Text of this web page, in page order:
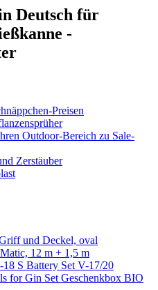
Deutsch für
-
Preisen
Outdoor-Bereich zu Sale-
Zerstäuber
und Deckel, oval
12 m + 1,5 m
S Battery Set V-17/20
for Gin Set Geschenkbox BIO